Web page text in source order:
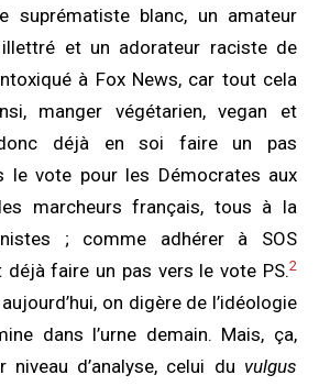
suprématiste blanc, un amateur
et un adorateur raciste de
à Fox News, car tout cela
manger végétarien, vegan et
donc déjà en soi faire un pas
le vote pour les Démocrates aux
marcheurs français, tous à la
; comme adhérer à SOS
déjà faire un pas vers le vote PS.2
on digère de l’idéologie
dans l’urne demain. Mais, ça,
niveau d’analyse, celui du vulgus